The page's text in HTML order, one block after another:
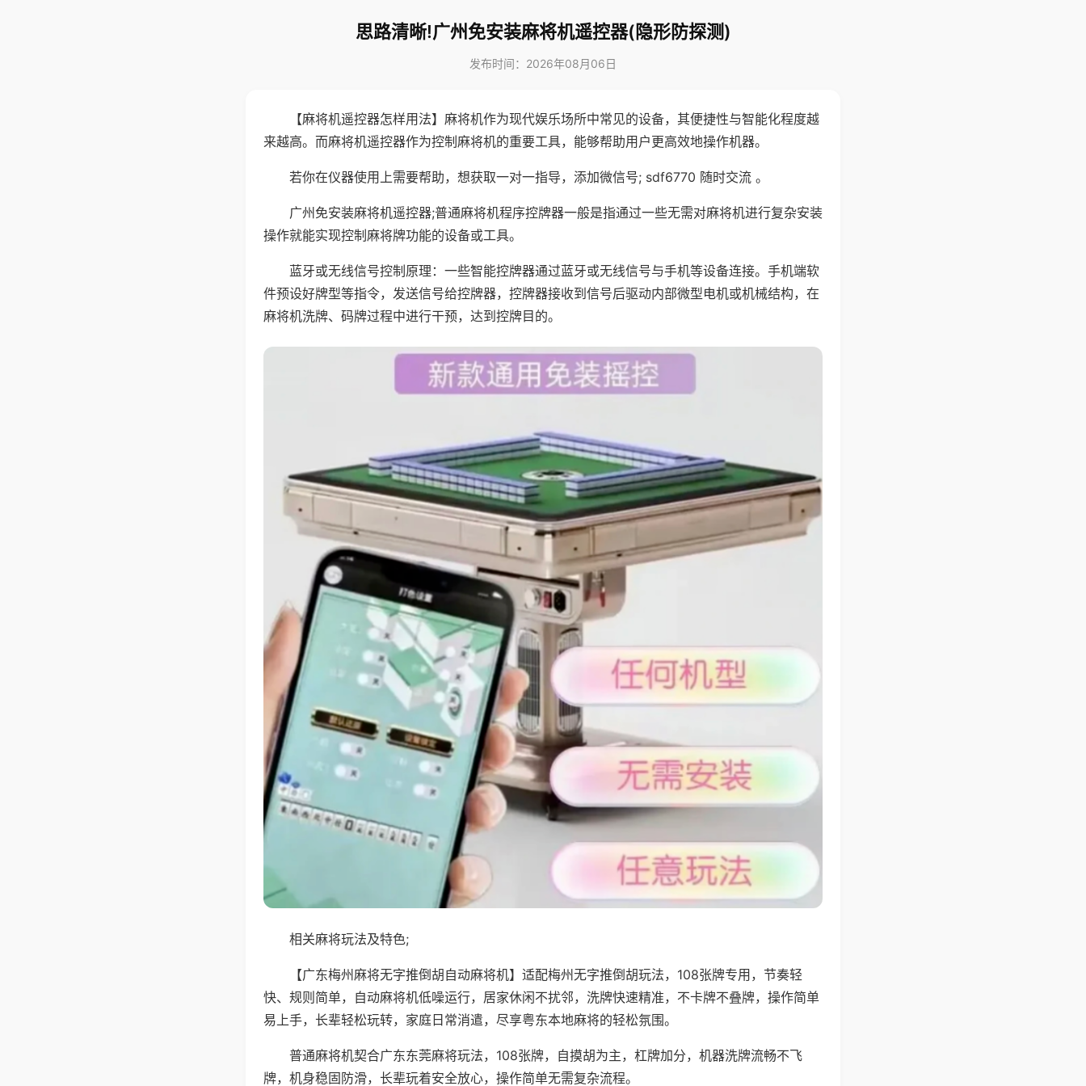
思路清晰!广州免安装麻将机遥控器(隐形防探测)
发布时间：2026年08月06日
【麻将机遥控器怎样用法】麻将机作为现代娱乐场所中常见的设备，其便捷性与智能化程度越
来越高。而麻将机遥控器作为控制麻将机的重要工具，能够帮助用户更高效地操作机器。
若你在仪器使用上需要帮助，想获取一对一指导，添加微信号; sdf6770 随时交流 。
广州免安装麻将机遥控器;普通麻将机程序控牌器一般是指通过一些无需对麻将机进行复杂安装
操作就能实现控制麻将牌功能的设备或工具。
蓝牙或无线信号控制原理：一些智能控牌器通过蓝牙或无线信号与手机等设备连接。手机端软
件预设好牌型等指令，发送信号给控牌器，控牌器接收到信号后驱动内部微型电机或机械结构，在
麻将机洗牌、码牌过程中进行干预，达到控牌目的。
相关麻将玩法及特色;
【广东梅州麻将无字推倒胡自动麻将机】适配梅州无字推倒胡玩法，108张牌专用，节奏轻
快、规则简单，自动麻将机低噪运行，居家休闲不扰邻，洗牌快速精准，不卡牌不叠牌，操作简单
易上手，长辈轻松玩转，家庭日常消遣，尽享粤东本地麻将的轻松氛围。
普通麻将机契合广东东莞麻将玩法，108张牌，自摸胡为主，杠牌加分，机器洗牌流畅不飞
牌，机身稳固防滑，长辈玩着安全放心，操作简单无需复杂流程。